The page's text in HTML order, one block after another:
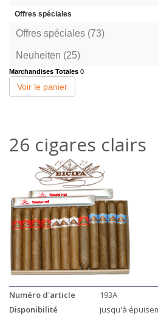
Offres spéciales
Offres spéciales (73)
Neuheiten (25)
Marchandises Totales 0
Voir le panier
26 cigares clairs
Numéro d'article
193A
Disponibilité
jusqu'à